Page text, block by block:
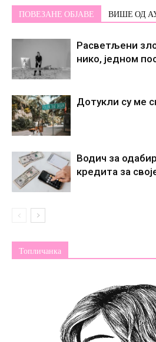
ПОВЕЗАНЕ ОБЈАВЕ ВИШЕ ОД
Расветљени
нико, једном
Дотукли су ме
Водич за
кредита за
Топличанка